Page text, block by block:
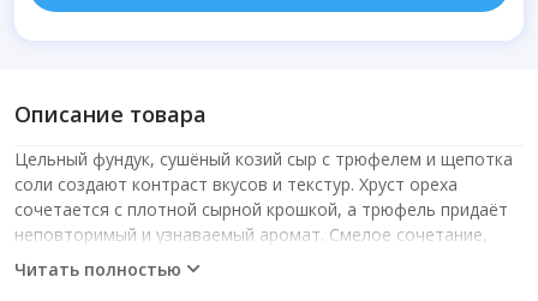
Описание товара
Цельный фундук, сушёный козий сыр с трюфелем и щепотка
соли создают контраст вкусов и текстур. Хруст ореха
сочетается с плотной сырной крошкой, а трюфель придаёт
неповторимый и узнаваемый аромат. Смелое сочетание,
которое превращается в гастрономическое открытие. Всем
Читать полностью